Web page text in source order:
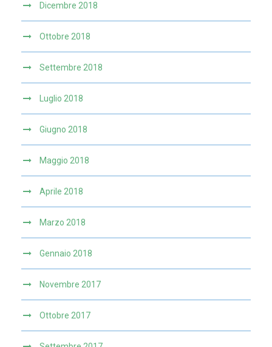
Dicembre 2018
Ottobre 2018
Settembre 2018
Luglio 2018
Giugno 2018
Maggio 2018
Aprile 2018
Marzo 2018
Gennaio 2018
Novembre 2017
Ottobre 2017